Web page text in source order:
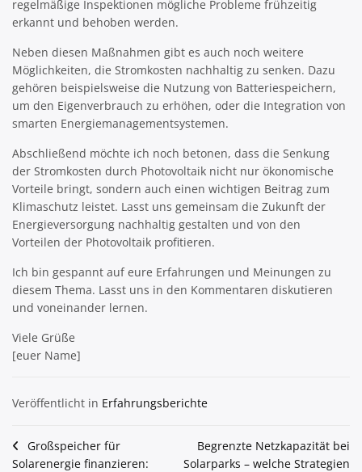
regelmäßige Inspektionen mögliche Probleme frühzeitig
erkannt und behoben werden.
Neben diesen Maßnahmen gibt es auch noch weitere
Möglichkeiten, die Stromkosten nachhaltig zu senken. Dazu
gehören beispielsweise die Nutzung von Batteriespeichern,
um den Eigenverbrauch zu erhöhen, oder die Integration von
smarten Energiemanagementsystemen.
Abschließend möchte ich noch betonen, dass die Senkung
der Stromkosten durch Photovoltaik nicht nur ökonomische
Vorteile bringt, sondern auch einen wichtigen Beitrag zum
Klimaschutz leistet. Lasst uns gemeinsam die Zukunft der
Energieversorgung nachhaltig gestalten und von den
Vorteilen der Photovoltaik profitieren.
Ich bin gespannt auf eure Erfahrungen und Meinungen zu
diesem Thema. Lasst uns in den Kommentaren diskutieren
und voneinander lernen.
Viele Grüße
[euer Name]
Veröffentlicht in Erfahrungsberichte
Beitragsnavigation
Großspeicher für
Solarenergie finanzieren:
Begrenzte Netzkapazität bei
Solarparks – welche Strategien